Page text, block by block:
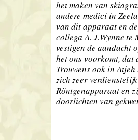
het maken van
andere medici in
van dit apparaat en
collega A. J.Wynne te
vestigen de aandacht
het ons voorkomt,
Trouwens ook in
zich zeer
Röntgenapparaat en
doorlichten van